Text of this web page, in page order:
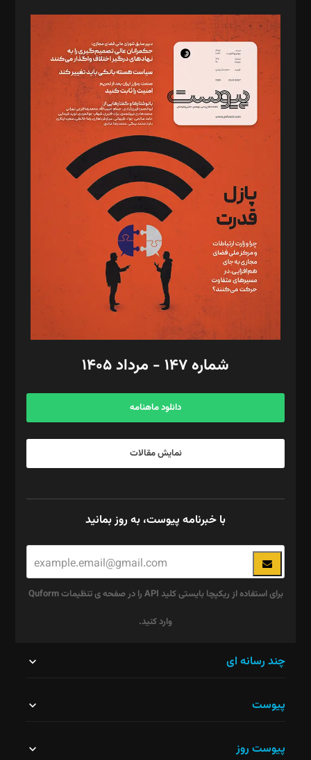
مدیر مسئول: محمدباقر اثنی‌عشری
سردبیر: مهرک محمودی
دبیر تحریریه: میثم قاسمی
د‌بیر ناداستان: سمانه سمیع
د‌بیر خدمت و تجارت: ابوالفضل رجبی
د‌بیر حقوق فناوری: حسام‌الدین ایپکچی
د‌بیر پیوست جهان: مینا پاکدل
د‌بیر تحریریه آنلاین: بابک نقاش
تحریریه‌: مجتبی محمود‌ی، آرش برهمند، یسنا امان‌پور، سروش کرمیان،
مصطفی مسجدی آرانی، ابوالفضل رجبی، زهرا فکرانه، فائزه فتحی
رستمی،مصطفی باستان
ویرایش: نگار استاد‌‌آقا
طراح یونیفرم: مجید توکلی
فیلمبرداری و عکاسی: امیر شفیعی، مانی لطفی زاده
گرافیک و صفحه‌آرایی: سید‌سبحان‌علی ثابت
مد‌یر توسعه تجاری: کامبیز برید‌
امور مالی: شاپور رهبری، محمد‌ کاظمی‌نیا
آگهی و مشترکین: ۰۹۱۹۹۹۹۰۴۵۴
شماره ۱۴۷ - مرداد ۱۴۰۵
دانلود ماهنامه
نمایش مقالات
با خبرنامه پیوست، به روز بمانید
برای استفاده از ریکپچا بایستی کلید API را در صفحه ی تنظیمات Quform
وارد کنید.
نباید
چند رسانه ای
پیوست
پیوست روز